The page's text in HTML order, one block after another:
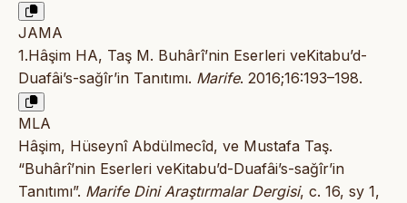
JAMA
1.Hâşim HA, Taş M. Buhârî’nin Eserleri veKitabu’d-
Duafâi’s-sağîr’in Tanıtımı. Marife. 2016;16:193–198.
MLA
Hâşim, Hüseynî Abdülmecîd, ve Mustafa Taş.
“Buhârî’nin Eserleri veKitabu’d-Duafâi’s-sağîr’in
Tanıtımı”. Marife Dini Araştırmalar Dergisi, c. 16, sy 1,